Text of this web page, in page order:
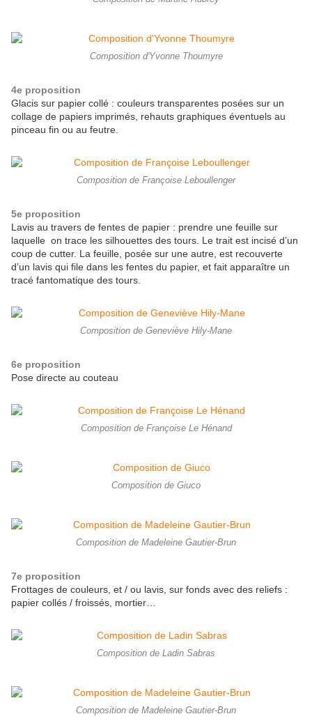
Composition d'Yvonne Thoumyre
4e proposition
Glacis sur papier collé : couleurs transparentes posées sur un
collage de papiers imprimés, rehauts graphiques éventuels au
pinceau fin ou au feutre.
Composition de Françoise Leboullenger
5e proposition
Lavis au travers de fentes de papier : prendre une feuille sur
laquelle on trace les silhouettes des tours. Le trait est incisé d’un
coup de cutter. La feuille, posée sur une autre, est recouverte
d’un lavis qui file dans les fentes du papier, et fait apparaître un
tracé fantomatique des tours.
Composition de Geneviève Hily-Mane
6e proposition
Pose directe au couteau
Composition de Françoise Le Hénand
Composition de Giuco
Composition de Madeleine Gautier-Brun
7e proposition
Frottages de couleurs, et / ou lavis, sur fonds avec des reliefs :
papier collés / froissés, mortier…
Composition de Ladin Sabras
Composition de Madeleine Gautier-Brun